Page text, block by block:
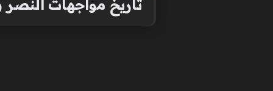
تاريخ مواجهات النصر